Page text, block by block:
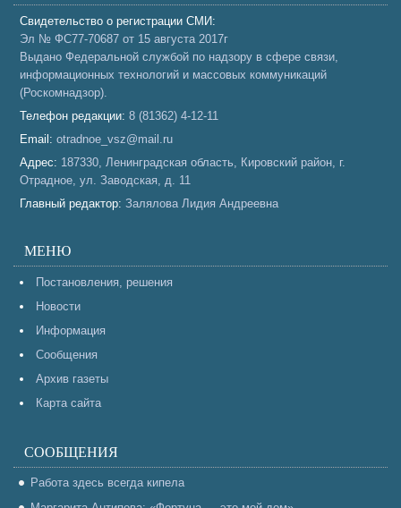
Свидетельство о регистрации СМИ:
Эл № ФС77-70687 от 15 августа 2017г
Выдано Федеральной службой по надзору в сфере связи,
информационных технологий и массовых коммуникаций
(Роскомнадзор).
Телефон редакции: 8 (81362) 4-12-11
Email: otradnoe_vsz@mail.ru
Адрес: 187330, Ленинградская область, Кировский район, г.
Отрадное, ул. Заводская, д. 11
Главный редактор: Залялова Лидия Андреевна
МЕНЮ
Постановления, решения
Новости
Информация
Сообщения
Архив газеты
Карта сайта
СООБЩЕНИЯ
Работа здесь всегда кипела